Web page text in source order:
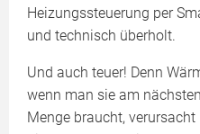
Heizungssteuerung per
und technisch überholt.
Und auch teuer! Denn
wenn man sie am
Menge braucht,